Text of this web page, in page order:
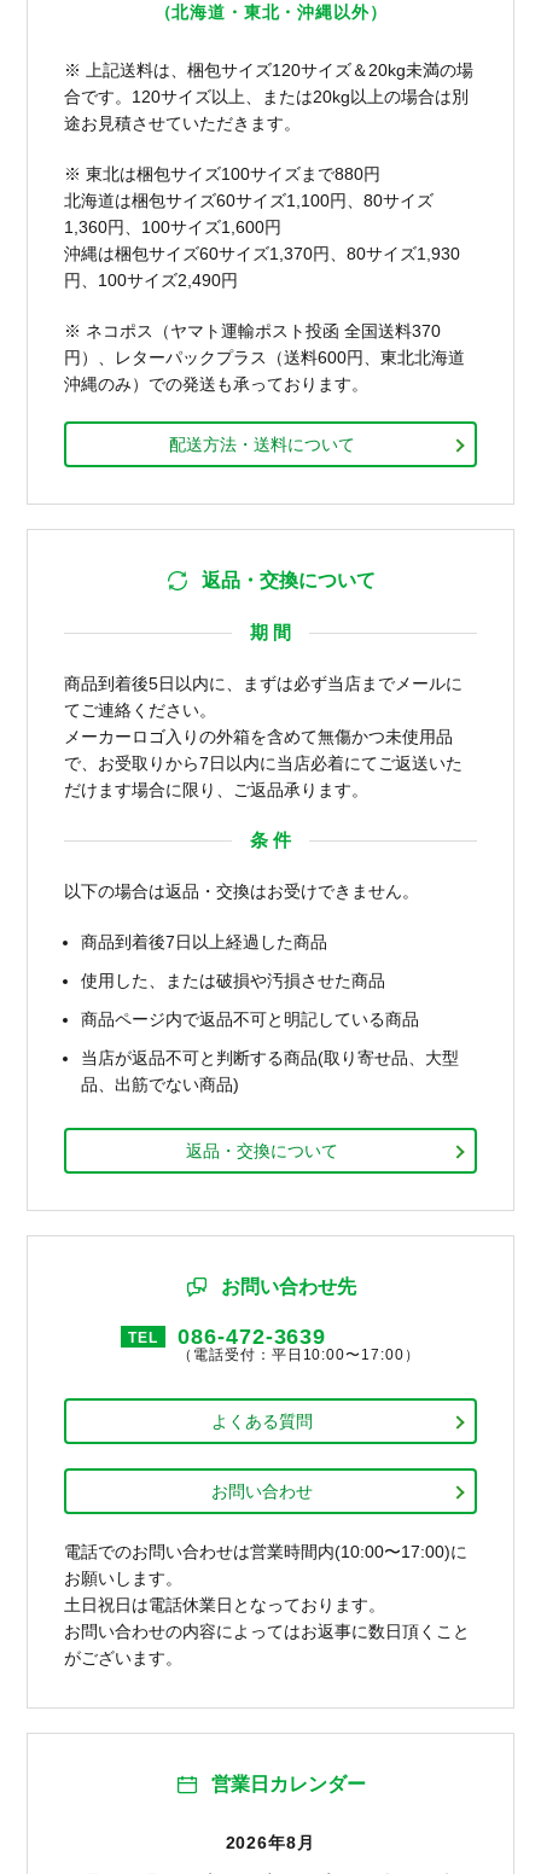
（北海道・東北・沖縄以外）
※ 上記送料は、梱包サイズ120サイズ＆20kg未満の場
合です。120サイズ以上、または20kg以上の場合は別
途お見積させていただきます。
※ 東北は梱包サイズ100サイズまで880円
北海道は梱包サイズ60サイズ1,100円、80サイズ
1,360円、100サイズ1,600円
沖縄は梱包サイズ60サイズ1,370円、80サイズ1,930
円、100サイズ2,490円
※ ネコポス（ヤマト運輸ポスト投函 全国送料370
円）、レターパックプラス（送料600円、東北北海道
沖縄のみ）での発送も承っております。
配送方法・送料について
返品・交換について
期 間
商品到着後5日以内に、まずは必ず当店までメールに
てご連絡ください。
メーカーロゴ入りの外箱を含めて無傷かつ未使用品
で、お受取りから7日以内に当店必着にてご返送いた
だけます場合に限り、ご返品承ります。
条 件
以下の場合は返品・交換はお受けできません。
商品到着後7日以上経過した商品
使用した、または破損や汚損させた商品
商品ページ内で返品不可と明記している商品
当店が返品不可と判断する商品(取り寄せ品、大型
品、出筋でない商品)
返品・交換について
お問い合わせ先
TEL 086-472-3639
（電話受付：平日10:00〜17:00）
よくある質問
お問い合わせ
電話でのお問い合わせは営業時間内(10:00〜17:00)に
お願いします。
土日祝日は電話休業日となっております。
お問い合わせの内容によってはお返事に数日頂くこと
がございます。
営業日カレンダー
2026年8月